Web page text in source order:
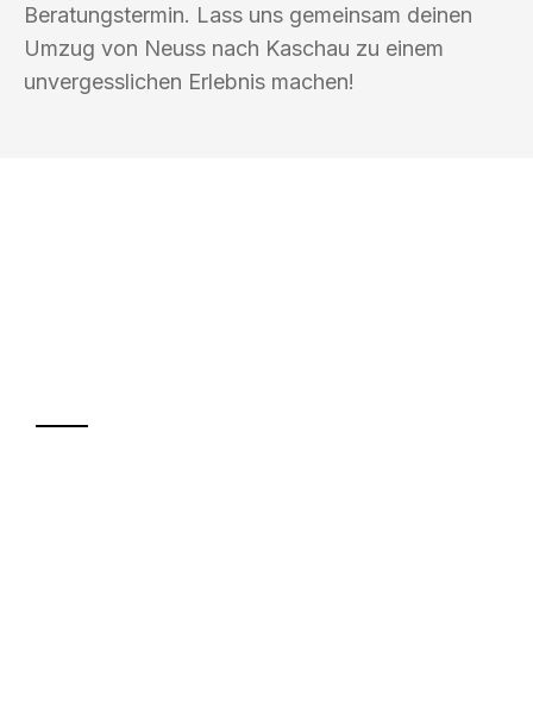
Beratungstermin. Lass uns gemeinsam deinen
Umzug von Neuss nach Kaschau zu einem
unvergesslichen Erlebnis machen!